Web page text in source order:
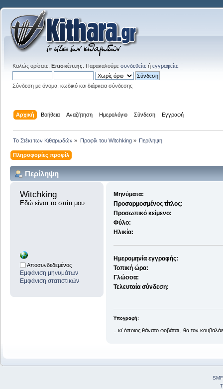
Καλώς ορίσατε, Επισκέπτης . Παρακαλούμε συνδεθείτε ή εγγραφείτε
Σύνδεση με όνομα, κωδικό και διάρκεια σύνδεσης
Αρχική Βοήθεια Αναζήτηση Ημερολόγιο Σύνδεση Εγγραφή
Το Στέκι των Κιθαρωδών » Προφίλ του Witchking» Περίληψη
Πληροφορίες προφίλ
Περίληψη
Witchking
Εδώ είναι το σπίτι μου
Αποσυνδεδεμένος
Εμφάνιση μηνυμάτων
Εμφάνιση στατιστικών
Μηνύματα:
Προσαρμοσμένος τίτλος:
Προσωπικό κείμενο:
Φύλο:
Ηλικία:
Ημερομηνία εγγραφής:
Τοπική ώρα:
Γλώσσα:
Τελευταία σύνδεση:
Υπογραφή:
...κι΄όποιος θάνατο φοβάται , θα τον